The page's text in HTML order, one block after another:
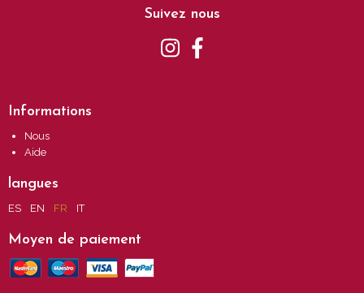
Suivez nous
Informations
Nous
Aide
langues
ES EN FR IT
Moyen de paiement